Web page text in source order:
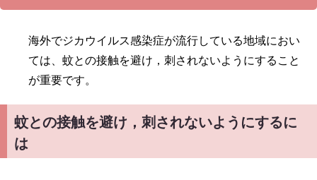
海外でジカウイルス感染症が流行している地域におい
ては、蚊との接触を避け，刺されないようにすること
が重要です。
蚊との接触を避け，刺されないようにするに
は